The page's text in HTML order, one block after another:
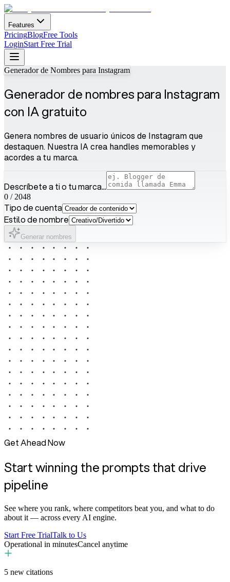
Features
PricingBlogFree Tools
LoginStart Free Trial
Generador de Nombres para Instagram
Generador de nombres para Instagram
con IA gratuito
Genera nombres de usuario únicos de Instagram que
destaquen. Nuestra IA crea handles memorables y
acordes a tu marca.
Descríbete a ti o tu marca...
0 / 2048
Tipo de cuenta
Estilo de nombre
Generar nombres
Get Ahead Now
Start winning the prompts that drive
pipeline
See where you rank, where competitors beat you, and what to do
about it — across every AI engine.
Start Free TrialTalk to Us
Operational in minutesCancel anytime
5 new citations